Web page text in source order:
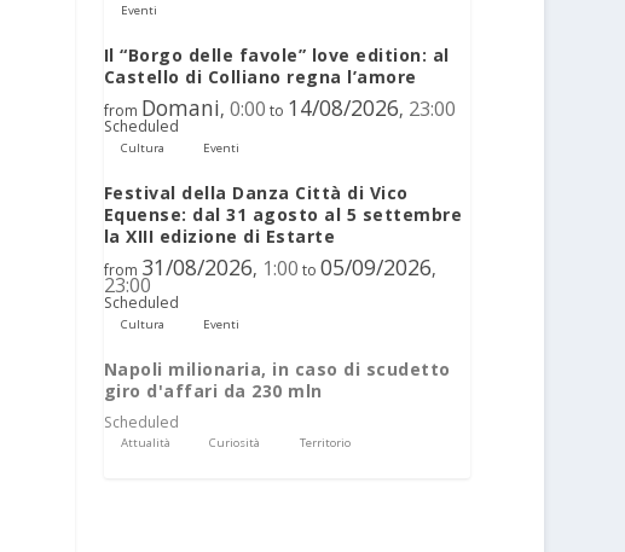
Eventi
Il “Borgo delle favole” love edition: al
Castello di Colliano regna l’amore
from Domani, 0:00 to 14/08/2026, 23:00
Scheduled
Cultura Eventi
Festival della Danza Città di Vico
Equense: dal 31 agosto al 5 settembre
la XIII edizione di Estarte
from 31/08/2026, 1:00 to 05/09/2026,
23:00
Scheduled
Cultura Eventi
Napoli milionaria, in caso di scudetto
giro d'affari da 230 mln
Scheduled
Attualità Curiosità Territorio